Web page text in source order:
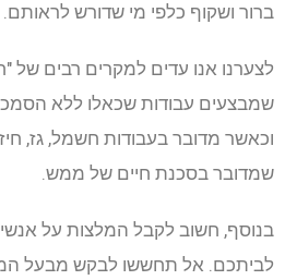
ברור ושקוף כלפי מי שדורש לראותם.
לצערנו אנו עדים למקרים רבים של
שמבצעים עבודות שכאלו ללא
וכאשר מדובר בעבודות חשמל, גז,
שמדובר בסכנת חיים של ממש.
בנוסף, חשוב לקבל המלצות על
לביתכם. אל תחששו לבקש מבעל